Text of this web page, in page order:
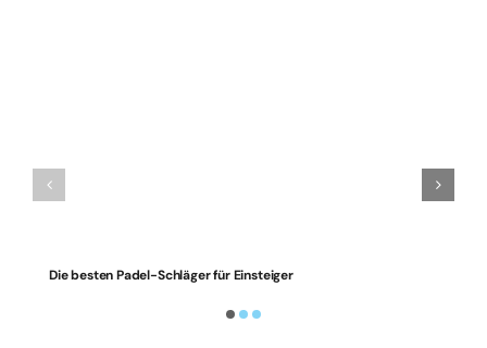
Die besten Padel-Schläger für Einsteiger